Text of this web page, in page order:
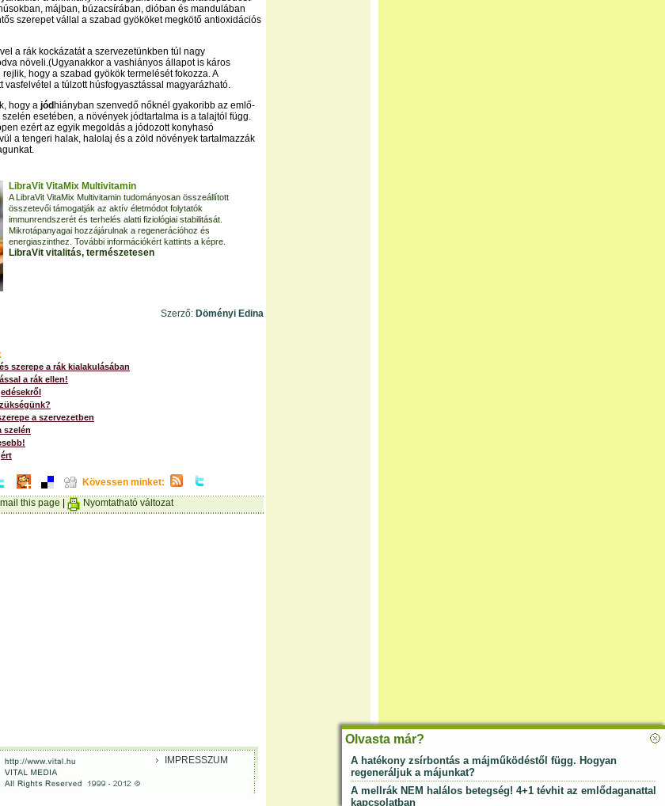
májban, búzacsírában, dióban és mandulában
szerepet vállal a szabad gyököket megkötő antioxidációs
a rák kockázatát a szervezetünkben túl nagy
növeli.(Ugyanakkor a vashiányos állapot is káros
hogy a szabad gyökök termelését fokozza. A
vasfelvétel a túlzott húsfogyasztással magyarázható.
hogy a jód hiányban szenvedő nőknél gyakoribb az emlő-
esetében, a növények jódtartalma is a talajtól függ.
ezért az egyik megoldás a jódozott konyhasó
a tengeri halak, halolaj és a zöld növények tartalmazzák
LibraVit VitaMix Multivitamin
A LibraVit VitaMix Multivitamin tudományosan összeállított
összetevői támogatják az aktív életmódot folytatók
immunrendszerét és terhelés alatti fiziológiai stabilitását.
Mikrotápanyagai hozzájárulnak a regenerációhoz és
energiaszinthez. További információkért kattints a képre.
LibraVit vitalitás, természetesen
Szerző: Döményi Edina
szerepe a rák kialakulásában
a rák ellen!
a szervezetben
szelén
Kövessen minket:
this page| Nyomtatható változat
Olvasta már?
A hatékony zsírbontás a májműködéstől függ. Hogyan
regeneráljuk a májunkat?
A mellrák NEM halálos betegség! 4+1 tévhit az emlődaganattal
kapcsolatban
IMPRESSZUM